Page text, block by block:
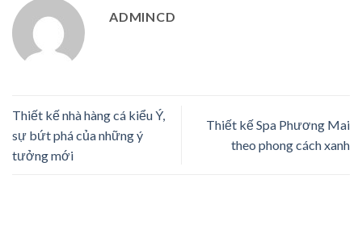
ADMINCD
Thiết kế nhà hàng cá kiểu Ý,
sự bứt phá của những ý
tưởng mới
Thiết kế Spa Phương Mai
theo phong cách xanh